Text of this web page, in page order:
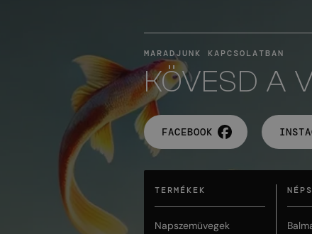
MARADJUNK KAPCSOLATBAN
KÖVESD A
FACEBOOK
TERMÉKEK
Napszemüvegek